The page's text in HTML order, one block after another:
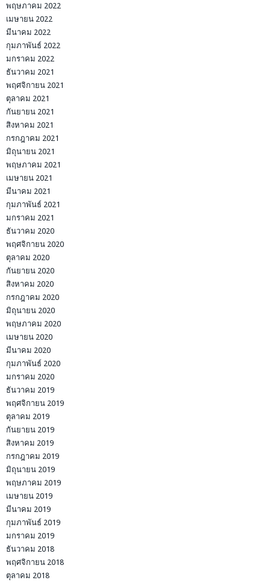
พฤษภาคม 2022
เมษายน 2022
มีนาคม 2022
กุมภาพันธ์ 2022
มกราคม 2022
ธันวาคม 2021
พฤศจิกายน 2021
ตุลาคม 2021
กันยายน 2021
สิงหาคม 2021
กรกฎาคม 2021
มิถุนายน 2021
พฤษภาคม 2021
เมษายน 2021
มีนาคม 2021
กุมภาพันธ์ 2021
มกราคม 2021
ธันวาคม 2020
พฤศจิกายน 2020
ตุลาคม 2020
กันยายน 2020
สิงหาคม 2020
กรกฎาคม 2020
มิถุนายน 2020
พฤษภาคม 2020
เมษายน 2020
มีนาคม 2020
กุมภาพันธ์ 2020
มกราคม 2020
ธันวาคม 2019
พฤศจิกายน 2019
ตุลาคม 2019
กันยายน 2019
สิงหาคม 2019
กรกฎาคม 2019
มิถุนายน 2019
พฤษภาคม 2019
เมษายน 2019
มีนาคม 2019
กุมภาพันธ์ 2019
มกราคม 2019
ธันวาคม 2018
พฤศจิกายน 2018
ตุลาคม 2018